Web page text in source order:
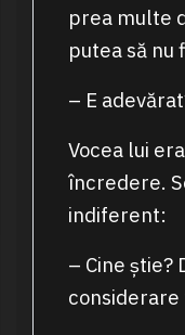
prea multe
putea să nu
– E
Vocea lui
încredere.
indiferent:
– Cine știe?